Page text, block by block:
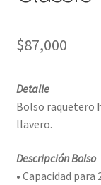
$87,000
Detalle
Bolso raquetero
llavero.
Descripción Bolso
• Capacidad para